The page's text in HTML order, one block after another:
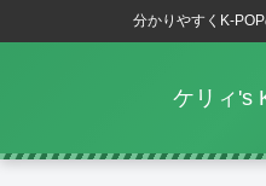
分かりやすくK-
ケリィ's